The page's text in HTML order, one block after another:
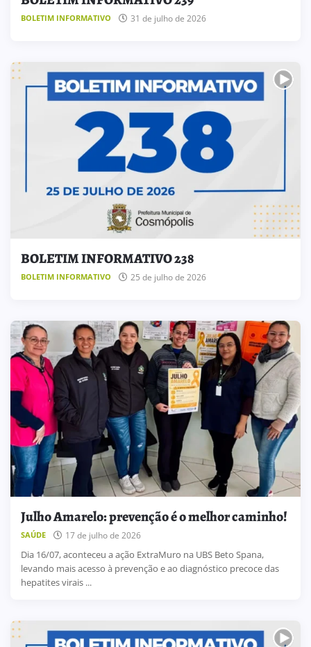
BOLETIM INFORMATIVO 31 de julho de 2026
BOLETIM INFORMATIVO 238
BOLETIM INFORMATIVO 25 de julho de 2026
Julho Amarelo: prevenção é o melhor caminho!
SAÚDE 17 de julho de 2026
Dia 16/07, aconteceu a ação ExtraMuro na UBS Beto Spana,
levando mais acesso à prevenção e ao diagnóstico precoce das
hepatites virais ...